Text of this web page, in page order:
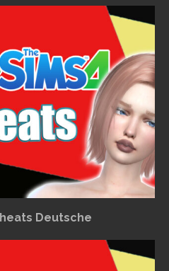
Deutsche